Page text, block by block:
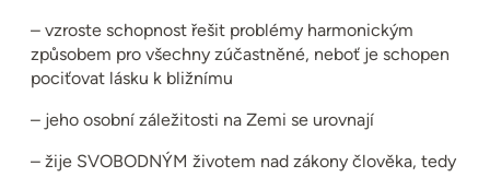
– vzroste schopnost řešit problémy harmonickým
způsobem pro všechny zúčastněné, neboť je schopen
pociťovat lásku k bližnímu
– jeho osobní záležitosti na Zemi se urovnají
– žije SVOBODNÝM životem nad zákony člověka, tedy